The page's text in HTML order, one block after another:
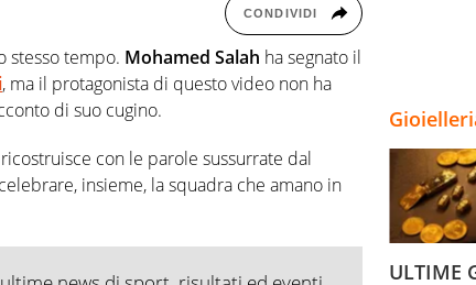
CONDIVIDI
stesso tempo. Mohamed Salah ha segnato il
, ma il protagonista di questo video non ha
di suo cugino.
con le parole sussurrate dal
insieme, la squadra che amano in
ULTIME